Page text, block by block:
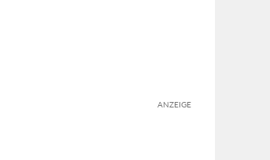
ANZEIGE